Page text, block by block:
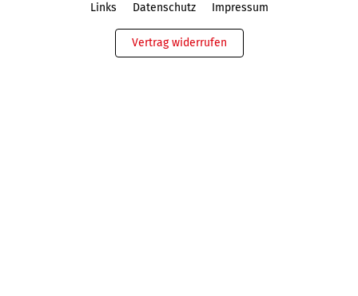
Links Datenschutz Impressum
Vertrag widerrufen